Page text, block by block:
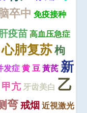
卒中 免疫接种
疫苗 高血压急症
心肺复苏枸
发症 黄 豆 黃芪 新
甲亢 牙齿美白 乙
弯戒烟 近視激光